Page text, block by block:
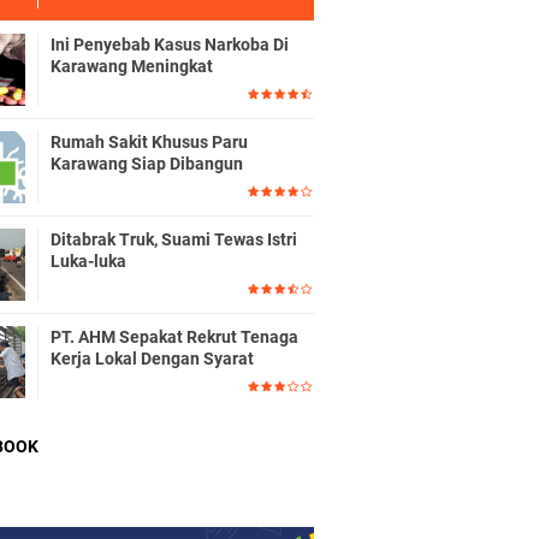
Ini Penyebab Kasus Narkoba Di
Karawang Meningkat
Rumah Sakit Khusus Paru
Karawang Siap Dibangun
Ditabrak Truk, Suami Tewas Istri
Luka-luka
PT. AHM Sepakat Rekrut Tenaga
Kerja Lokal Dengan Syarat